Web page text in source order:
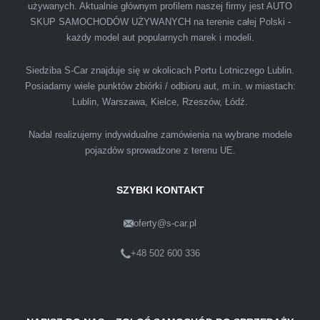
Polecam firmę s-car ze Świdnika. Dawno nie
podejściem. Szybko, sprawnie, w miłej
atmosferze. Nie wiedziałem, że sprzedaż
samochodu może być załatwiona tak
warunkach finansowych.
Lublin
używanych. Aktualnie głównym profilem naszej firmy jest AUTO
SKUP SAMOCHODÓW UŻYWANYCH na terenie całej Polski -
każdy model aut popularnych marek i modeli.
Siedziba S-Car znajduje się w okolicach Portu Lotniczego Lublin.
Posiadamy wiele punktów zbiórki / odbioru aut, m.in. w miastach:
Lublin, Warszawa, Kielce, Rzeszów, Łódź.
Nadal realizujemy indywidualne zamówienia na wybrane modele
pojazdów sprowadzone z terenu UE.
SZYBKI KONTAKT
oferty@s-car.pl
+48 502 600 336